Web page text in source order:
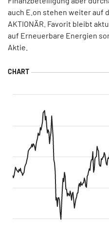
auch E.on stehen weiter auf
AKTIONÄR. Favorit bleibt
auf Erneuerbare Energien
Aktie.